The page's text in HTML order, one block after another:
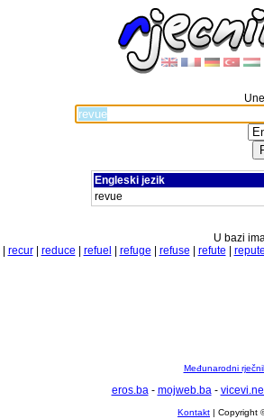
Engleski jezik
revue
U bazi
recur| reduce refuel refuge refuse refute
Međunarodni
eros.ba- mojweb.ba-
Kontakt | Copyright